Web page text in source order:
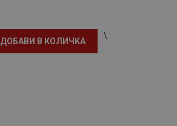
ДОБАВИ В КОЛИЧКА
\